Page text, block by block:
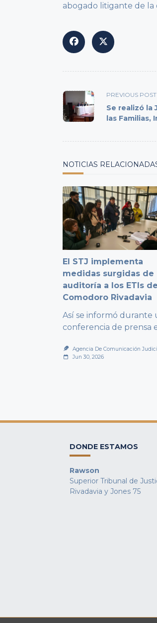
abogado litigante de la
<span
class="nav-
subtitle
screen-
PREVIOUS POST
Se realizó la
las Familias,
NOTICIAS
El STJ implementa
medidas surgidas de
auditoría a los ETIs de
Comodoro Rivadavia
Así se informó durante
conferencia de prensa
Agencia De Comunicación
Jun 30, 2026
DONDE ESTAMOS
Rawson
Superior Tribunal de
Rivadavia y Jones 75